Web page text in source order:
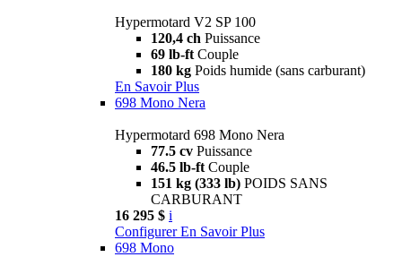
Hypermotard V2 SP 100
120,4 ch Puissance
69 lb-ft Couple
180 kg Poids humide (sans carburant)
En Savoir Plus
698 Mono Nera
Hypermotard 698 Mono Nera
77.5 cv Puissance
46.5 lb-ft Couple
151 kg (333 lb) POIDS SANS
CARBURANT
16 295 $ i
Configurer En Savoir Plus
698 Mono